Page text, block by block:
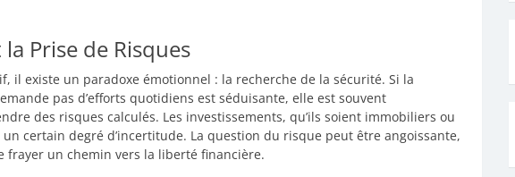
Prise de Risques
il existe un paradoxe émotionnel : la recherche de la sécurité. Si la
pas d’efforts quotidiens est séduisante, elle est souvent
des risques calculés. Les investissements, qu’ils soient immobiliers ou
certain degré d’incertitude. La question du risque peut être angoissante,
frayer un chemin vers la liberté financière.